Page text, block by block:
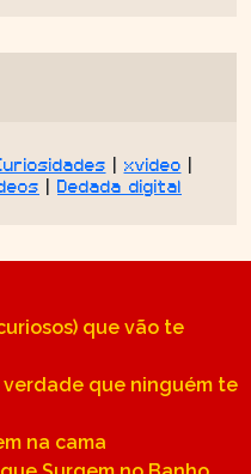
| xvideo |
| Dedada digital
que vão te
que ninguém te
na cama